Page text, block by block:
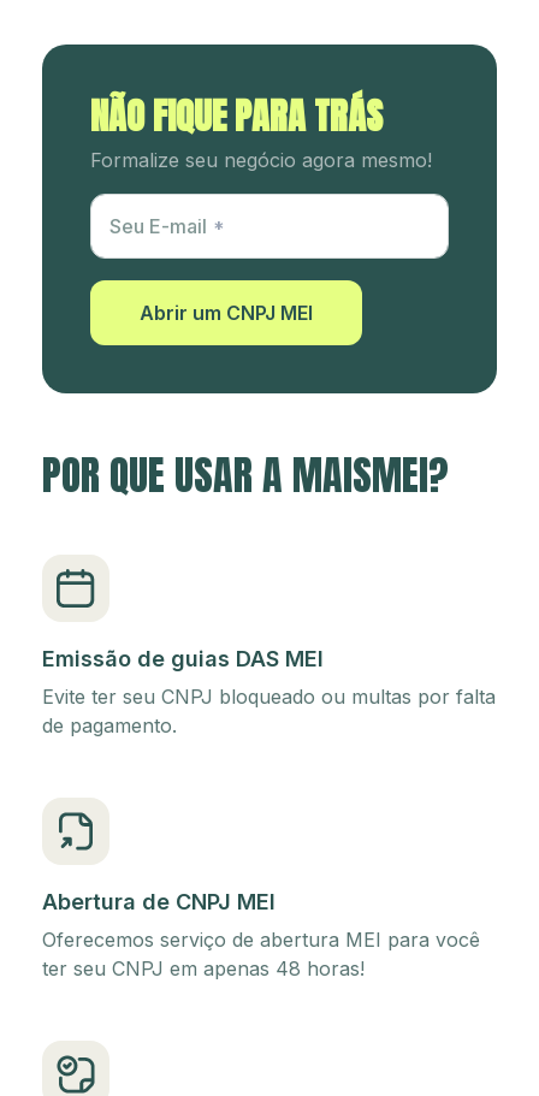
NÃO FIQUE PARA TRÁS
Formalize seu negócio agora mesmo!
Utm Content
Seu E-mail
Abrir um CNPJ MEI
POR QUE USAR A MAISMEI?
Emissão de guias DAS MEI
Evite ter seu CNPJ bloqueado ou multas por falta
de pagamento.
Abertura de CNPJ MEI
Oferecemos serviço de abertura MEI para você
ter seu CNPJ em apenas 48 horas!